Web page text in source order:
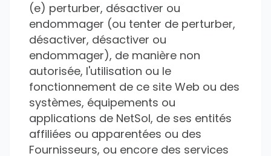
(e) perturber, désactiver ou
endommager (ou tenter de perturber,
désactiver, désactiver ou
endommager), de manière non
autorisée, l'utilisation ou le
fonctionnement de ce site Web ou des
systèmes, équipements ou
applications de NetSol, de ses entités
affiliées ou apparentées ou des
Fournisseurs, ou encore des services